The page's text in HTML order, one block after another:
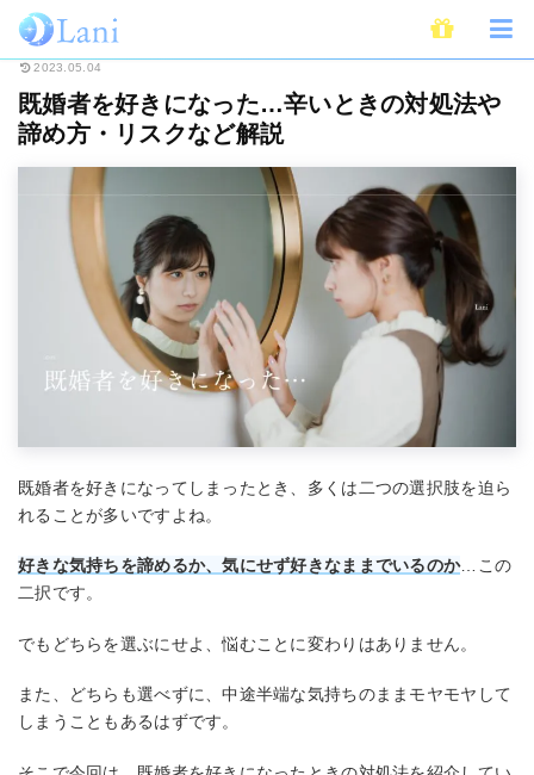
ホーム 恋愛 既婚者を好きになった…辛いときの対処法や諦め方・リスク
2023.05.04
既婚者を好きになった…辛いときの対処法や
諦め方・リスクなど解説
既婚者を好きになってしまったとき、多くは二つの選択肢を迫ら
れることが多いですよね。
好きな気持ちを諦めるか、気にせず好きなままでいるのか…この
二択です。
でもどちらを選ぶにせよ、悩むことに変わりはありません。
また、どちらも選べずに、中途半端な気持ちのままモヤモヤして
しまうこともあるはずです。